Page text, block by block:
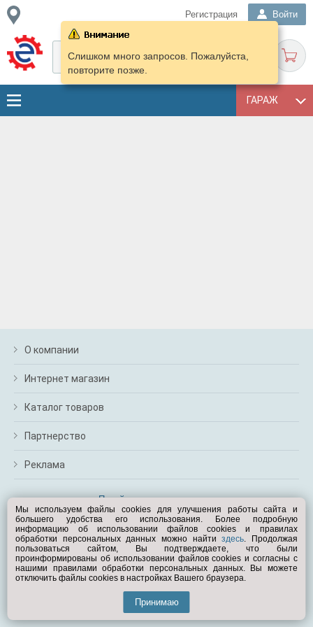
Регистрация Войти
ГАРАЖ
Слишком много запросов. Пожалуйста,
повторите позже.
О компании
Интернет магазин
Каталог товаров
Партнерство
Реклама
Перейти на полную версию
Вам помочь?
© Exist.ru 1998—2026
Мы используем файлы cookies для улучшения работы сайта и
большего удобства его использования. Более подробную
информацию об использовании файлов cookies и правилах
обработки персональных данных можно найтиздесь. Продолжая
пользоваться сайтом, Вы подтверждаете, что были
проинформированы об использовании файлов cookies и согласны с
нашими правилами обработки персональных данных. Вы можете
отключить файлы cookies в настройках Вашего браузера.
Принимаю